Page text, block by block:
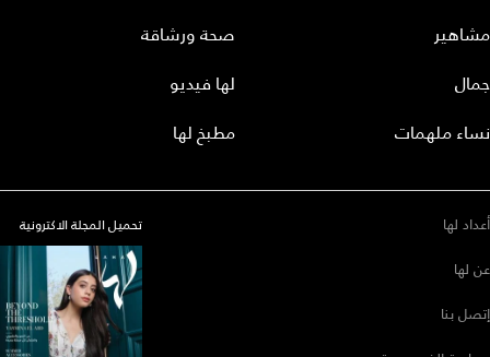
مشاهير
جمال
نساء ملهمات
صحة ورشاقة
لها فيديو
مطبخ لها
أعداد لها
عن لها
إتصل بنا
تحميل المجلة الاكترونية